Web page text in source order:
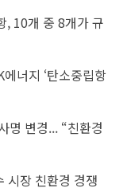
, 10개 중 8개가 규
너지 ‘탄소중립항
명 변경... “친환경
시장 친환경 경쟁